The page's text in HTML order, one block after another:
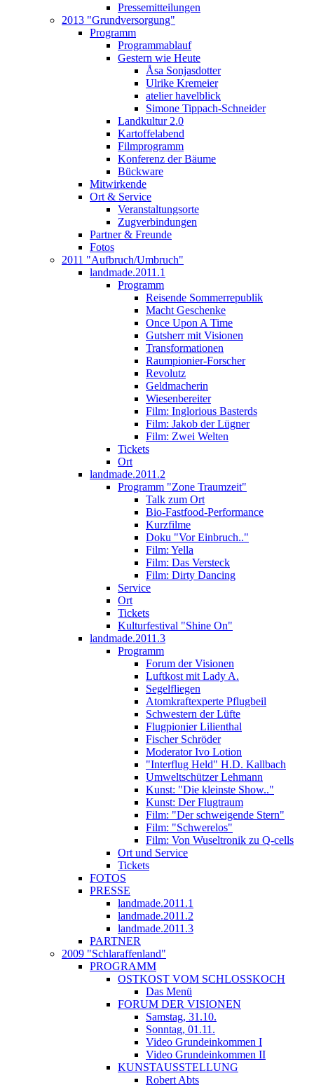
Pressemitteilungen
2013 "Grundversorgung"
Programm
Programmablauf
Gestern wie Heute
Åsa Sonjasdotter
Ulrike Kremeier
atelier havelblick
Simone Tippach-Schneider
Landkultur 2.0
Kartoffelabend
Filmprogramm
Konferenz der Bäume
Bückware
Mitwirkende
Ort & Service
Veranstaltungsorte
Zugverbindungen
Partner & Freunde
Fotos
2011 "Aufbruch/Umbruch"
landmade.2011.1
Programm
Reisende Sommerrepublik
Macht Geschenke
Once Upon A Time
Gutsherr mit Visionen
Transformationen
Raumpionier-Forscher
Revolutz
Geldmacherin
Wiesenbereiter
Film: Inglorious Basterds
Film: Jakob der Lügner
Film: Zwei Welten
Tickets
Ort
landmade.2011.2
Programm "Zone Traumzeit"
Talk zum Ort
Bio-Fastfood-Performance
Kurzfilme
Doku "Vor Einbruch.."
Film: Yella
Film: Das Versteck
Film: Dirty Dancing
Service
Ort
Tickets
Kulturfestival "Shine On"
landmade.2011.3
Programm
Forum der Visionen
Luftkost mit Lady A.
Segelfliegen
Atomkraftexperte Pflugbeil
Schwestern der Lüfte
Flugpionier Lilienthal
Fischer Schröder
Moderator Ivo Lotion
"Interflug Held" H.D. Kallbach
Umweltschützer Lehmann
Kunst: "Die kleinste Show.."
Kunst: Der Flugtraum
Film: "Der schweigende Stern"
Film: "Schwerelos"
Film: Von Wuseltronik zu Q-cells
Ort und Service
Tickets
FOTOS
PRESSE
landmade.2011.1
landmade.2011.2
landmade.2011.3
PARTNER
2009 "Schlaraffenland"
PROGRAMM
OSTKOST VOM SCHLOSSKOCH
Das Menü
FORUM DER VISIONEN
Samstag, 31.10.
Sonntag, 01.11.
Video Grundeinkommen I
Video Grundeinkommen II
KUNSTAUSSTELLUNG
Robert Abts